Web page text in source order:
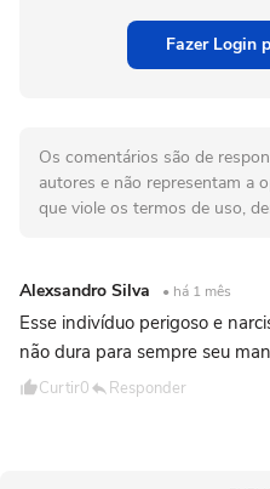
Fazer Login
Os comentários são de
autores e não representam a
que viole os termos de uso,
Alexsandro Silva • há 1 mês
Esse indivíduo perigoso e
não dura para sempre seu
Curtir0 Responder